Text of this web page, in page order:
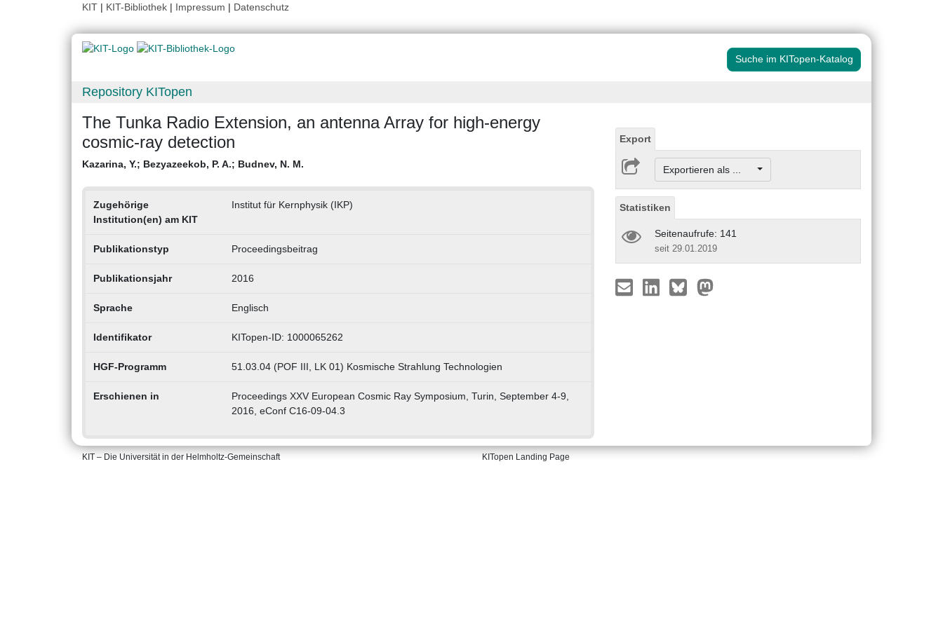
KIT | KIT-Bibliothek | Impressum | Datenschutz
Suche im KITopen-Katalog
Repository KITopen
The Tunka Radio Extension, an antenna Array for high-energy
cosmic-ray detection
Kazarina, Y.; Bezyazeekob, P. A.; Budnev, N. M.
Zugehörige
Institution(en) am KIT
Institut für Kernphysik (IKP)
Publikationstyp Proceedingsbeitrag
Publikationsjahr 2016
Sprache Englisch
Identifikator KITopen-ID: 1000065262
HGF-Programm 51.03.04 (POF III, LK 01) Kosmische Strahlung Technologien
Erschienen in
Proceedings XXV European Cosmic Ray Symposium, Turin, September 4-9,
2016, eConf C16-09-04.3
Export
Exportieren als ...
Statistiken
Seitenaufrufe: 141
seit 29.01.2019
KIT – Die Universität in der Helmholtz-Gemeinschaft KITopen Landing Page